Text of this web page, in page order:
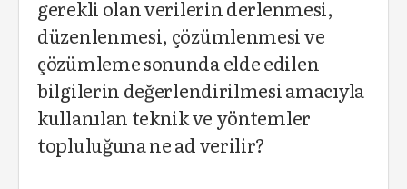
gerekli olan verilerin derlenmesi,
düzenlenmesi, çözümlenmesi ve
çözümleme sonunda elde edilen
bilgilerin değerlendirilmesi amacıyla
kullanılan teknik ve yöntemler
topluluğuna ne ad verilir?